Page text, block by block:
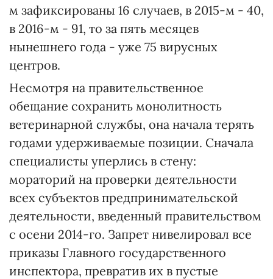
м зафиксированы 16 случаев, в 2015-м - 40,
в 2016-м - 91, то за пять месяцев
нынешнего года - уже 75 вирусных
центров.
Несмотря на правительственное
обещание сохранить монолитность
ветеринарной службы, она начала терять
годами удерживаемые позиции. Сначала
специалисты уперлись в стену:
мораторий на проверки деятельности
всех субъектов предпринимательской
деятельности, введенный правительством
с осени 2014-го. Запрет нивелировал все
приказы Главного государственного
инспектора, превратив их в пустые